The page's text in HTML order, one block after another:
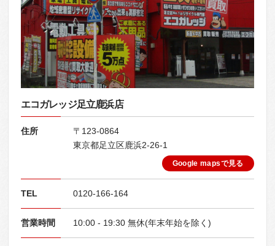
エコガレッジ足立鹿浜店
住所
〒123-0864
東京都足立区鹿浜2-26-1
Google mapsで見る
TEL 0120-166-164
営業時間 10:00 - 19:30 無休(年末年始を除く)